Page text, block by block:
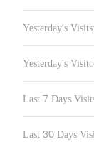
Yesterday's Visits:
Yesterday's
Last 7 Days
Last 30 Days